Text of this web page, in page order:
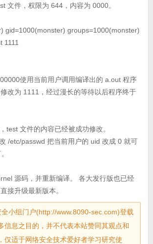
文件，权限为 644，内容为 0000。
gid=1000(monster) groups=1000(monster)
使用当前用户调用编译出的 a.out 程序
改为 1111，经过漫长的等待以后程序终于
test 文件的内容已经被成功修改。
/etc/passwd 把当前用户的 uid 改成 0 就可
源码，并重新编译。 各大发行版也已经
接升级最新版本。
全小组门户(http://www.8090-sec.com)登载
信息之目的，并不代表本站赞同其观点和
仅适于网络安全技术爱好者学习研究使